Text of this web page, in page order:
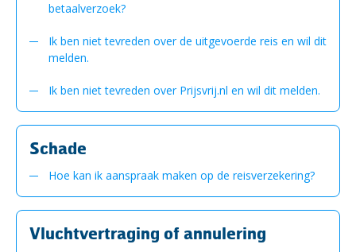
betaalverzoek?
Ik ben niet tevreden over de uitgevoerde reis en wil dit
melden.
Ik ben niet tevreden over Prijsvrij.nl en wil dit melden.
Schade
Hoe kan ik aanspraak maken op de reisverzekering?
Vluchtvertraging of annulering